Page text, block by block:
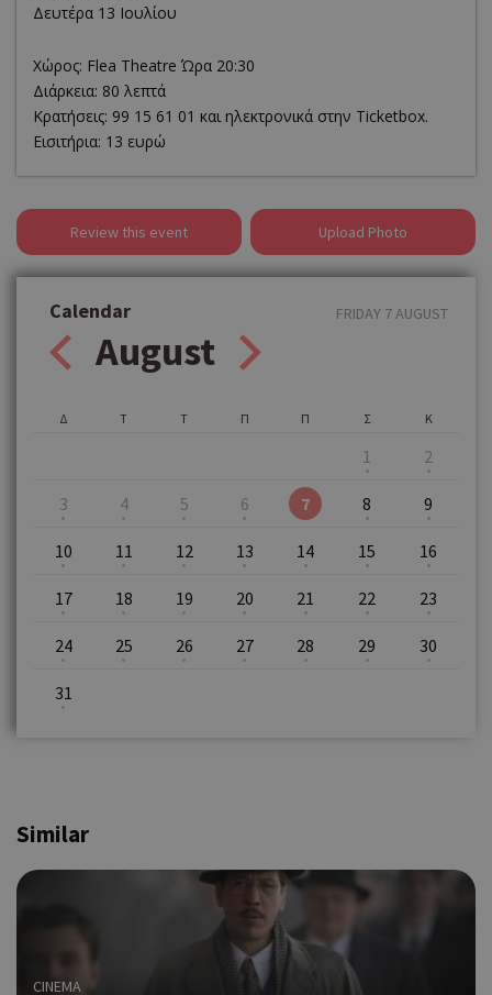
Δευτέρα 13 Ιουλίου
Χώρος: Flea Theatre Ώρα 20:30
Διάρκεια: 80 λεπτά
Κρατήσεις: 99 15 61 01 και ηλεκτρονικά στην Ticketbox.
Εισιτήρια: 13 ευρώ
Review this event Upload Photo
Calendar
August
FRIDAY 7 AUGUST
Δ Τ Τ Π Π Σ
1
Κ
2
3 4 5 6 7 8 9
10 11 12 13 14 15 16
17 18 19 20 21 22 23
24 25 26 27 28 29 30
31
Similar
CINEMA